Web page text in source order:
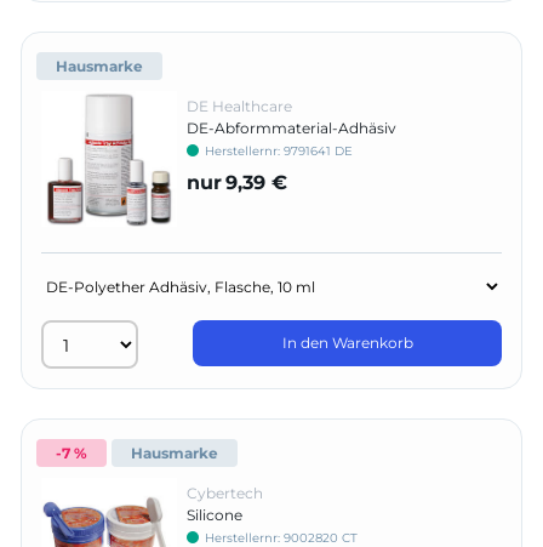
Hausmarke
DE Healthcare
DE-Abformmaterial-Adhäsiv
Herstellernr: 9791641 DE
nur9,39 €
In den Warenkorb
-7 % Hausmarke
Cybertech
Silicone
Herstellernr: 9002820 CT